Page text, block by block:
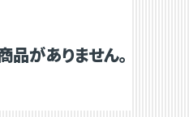
がありません。